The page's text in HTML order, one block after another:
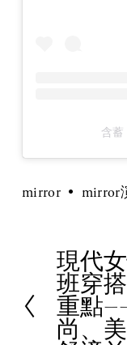
含蓄
mirror mirror
P
r
e
v
現代
班穿
重點
尚、